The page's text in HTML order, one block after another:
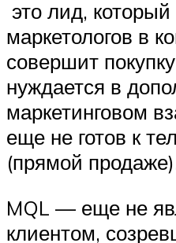
это лид,
маркетологов в
совершит
нуждается в
маркетинговом
еще не готов к
(прямой
MQL — еще не
клиентом,